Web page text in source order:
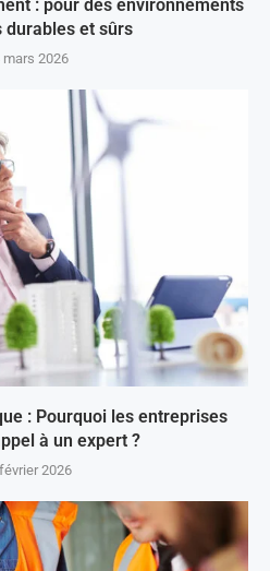
: pour des environnements
durables et sûrs
mars 2026
: Pourquoi les entreprises
à un expert ?
2026